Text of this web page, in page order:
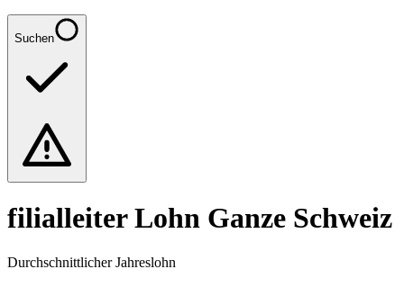
Suchen
filialleiterLohn Ganze Schweiz
Durchschnittlicher Jahreslohn